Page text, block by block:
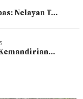
Nelayan T…